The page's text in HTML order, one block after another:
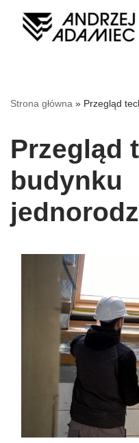
Przejdź
Strona główna » Przegląd
Przegląd
budynku